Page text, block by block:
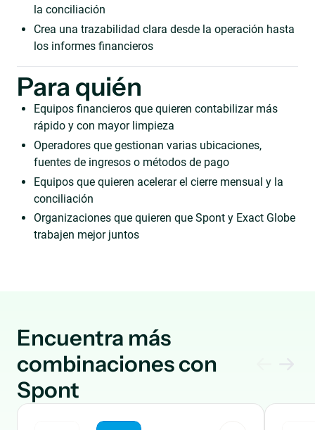
la conciliación
Crea una trazabilidad clara desde la operación hasta
los informes financieros
Para quién
Equipos financieros que quieren contabilizar más
rápido y con mayor limpieza
Operadores que gestionan varias ubicaciones,
fuentes de ingresos o métodos de pago
Equipos que quieren acelerar el cierre mensual y la
conciliación
Organizaciones que quieren que Spont y Exact Globe
trabajen mejor juntos
Encuentra más
combinaciones con
Spont